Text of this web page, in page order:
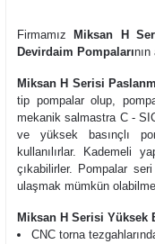
Firmamız
Miksan H
Devirdaim Pompaları
Miksan H Serisi
tip pompalar olup,
mekanik salmastra C -
ve yüksek basınçlı
kullanılırlar. Kademeli
çıkabilirler. Pompalar
ulaşmak mümkün
Miksan H Serisi Yüksek
CNC torna